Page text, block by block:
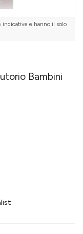
indicative e hanno il solo
Bambini